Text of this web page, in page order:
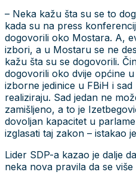
– Neka kažu šta su se to
kada su na press
dogovorili oko Mostara. A,
izbori, a u Mostaru se ne
kažu šta su se dogovorili.
dogovorili oko dvije općine
izborne jedinice u FBiH i
realiziraju. Sad jedan ne
zamišljeno, a to je
dovoljan kapacitet u
izglasati taj zakon – istakao
Lider SDP-a kazao je dalje
neka nova pravila da se